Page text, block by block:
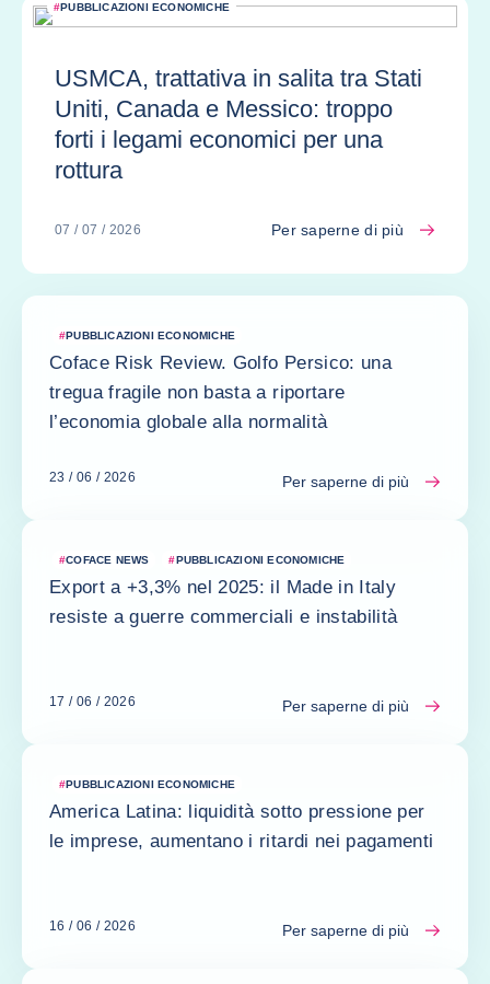
#PUBBLICAZIONI ECONOMICHE
USMCA, trattativa in salita tra Stati
Uniti, Canada e Messico: troppo
forti i legami economici per una
rottura
07 / 07 / 2026 Per saperne di più
#PUBBLICAZIONI ECONOMICHE
Coface Risk Review. Golfo Persico: una
tregua fragile non basta a riportare
l’economia globale alla normalità
23 / 06 / 2026 Per saperne di più
#COFACE NEWS #PUBBLICAZIONI ECONOMICHE
Export a +3,3% nel 2025: il Made in Italy
resiste a guerre commerciali e instabilità
17 / 06 / 2026 Per saperne di più
#PUBBLICAZIONI ECONOMICHE
America Latina: liquidità sotto pressione per
le imprese, aumentano i ritardi nei pagamenti
16 / 06 / 2026 Per saperne di più